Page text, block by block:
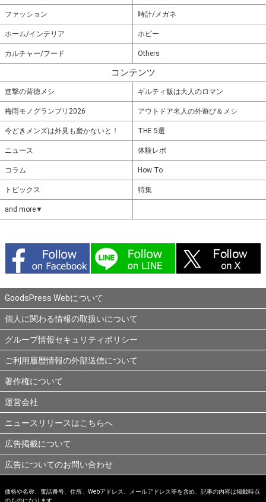
ファッション 時計/メガネ
ホーム/インテリア ホビー
カルチャー/フード Others
コンテンツ
進撃の背徳メシ ギルティ飯は大人のロマン
梅雨モノグランプリ2026 アウトドア名人の外遊び＆メシ
今どきメンズは外見も磨かないと！ THE 5選
ニュース 体験レポ
コラム How To
トピックス 特集
and more▼
GoodsPress Webについて
個人に関わる情報の取扱いについて
グループ情報セキュリティポリシー
ご利用履歴情報の外部送信について
著作権について
運営会社
ニュースリリースはこちらへ
広告掲載について
広告についてのお問い合わせ
価格や名称、電話番号、住所、Webアドレス、メールアドレス等を含め、記事の内容は掲載時点
のものになります。